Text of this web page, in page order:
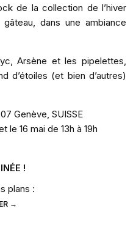
de la collection de l’hiver
dans une ambiance
Arsène et les pipelettes,
d’étoiles (et bien d’autres)
Genève, SUISSE
le 16 mai de 13h à 19h
!
plans :
→